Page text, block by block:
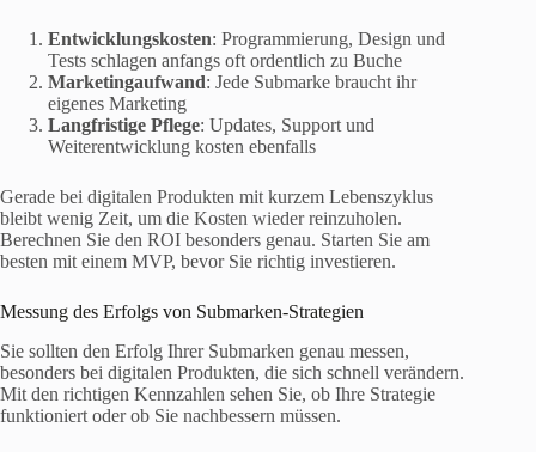
Entwicklungskosten: Programmierung, Design und
Tests schlagen anfangs oft ordentlich zu Buche
Marketingaufwand: Jede Submarke braucht ihr
eigenes Marketing
Langfristige Pflege: Updates, Support und
Weiterentwicklung kosten ebenfalls
Gerade bei digitalen Produkten mit kurzem Lebenszyklus
bleibt wenig Zeit, um die Kosten wieder reinzuholen.
Berechnen Sie den ROI besonders genau. Starten Sie am
besten mit einem MVP, bevor Sie richtig investieren.
Messung des Erfolgs von Submarken-Strategien
Sie sollten den Erfolg Ihrer Submarken genau messen,
besonders bei digitalen Produkten, die sich schnell verändern.
Mit den richtigen Kennzahlen sehen Sie, ob Ihre Strategie
funktioniert oder ob Sie nachbessern müssen.